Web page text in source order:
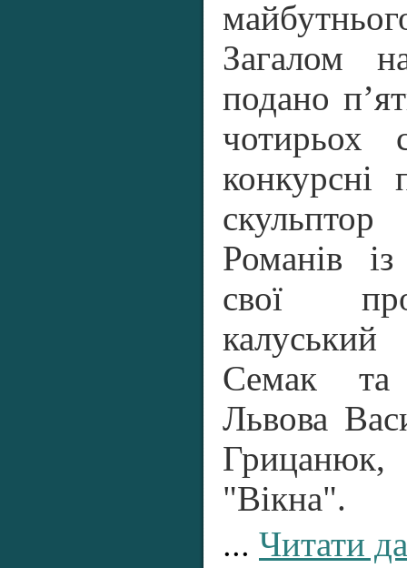
Загалом
подано
чотирьох
конкурсні
Романів
свої
Семак та
Львова
"Вікна".
... Читати